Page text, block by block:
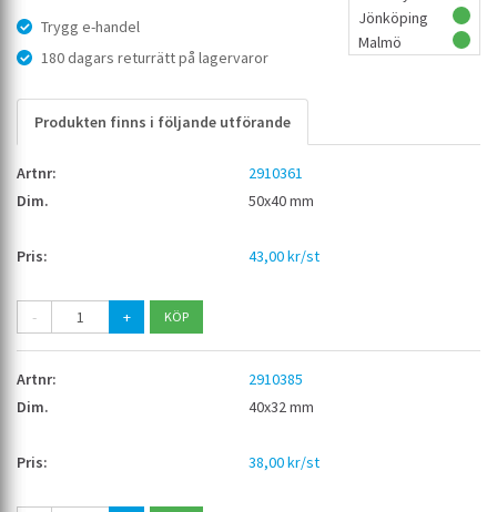
Trygg e-handel
180 dagars returrätt på lagervaror
Jönköping
Malmö
Produkten finns i följande utförande
2910361
50x40 mm
43,00 kr/st
- +
2910385
40x32 mm
38,00 kr/st